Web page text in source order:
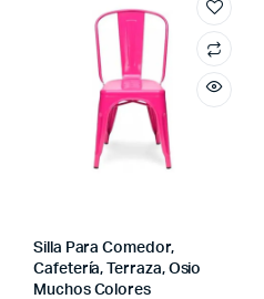
Silla Para Comedor,
Cafetería, Terraza, Osio
Muchos Colores